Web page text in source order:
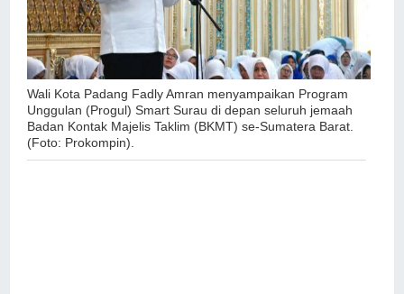
Wali Kota Padang Fadly Amran menyampaikan Program
Unggulan (Progul) Smart Surau di depan seluruh jemaah
Badan Kontak Majelis Taklim (BKMT) se-Sumatera Barat.
(Foto: Prokompin).